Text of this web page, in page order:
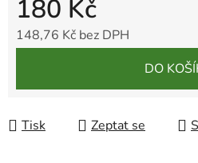
180 Kč
148,76 Kč bez DPH
DO
Tisk Zeptat se